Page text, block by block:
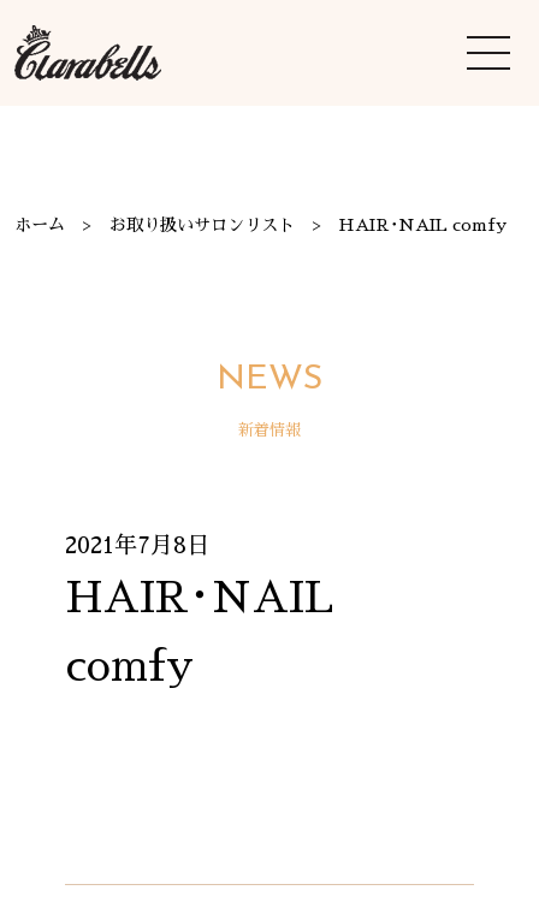
ホーム お取り扱いサロンリスト HAIR･NAIL comfy
NEWS
新着情報
2021年7月8日
HAIR･NAIL
comfy